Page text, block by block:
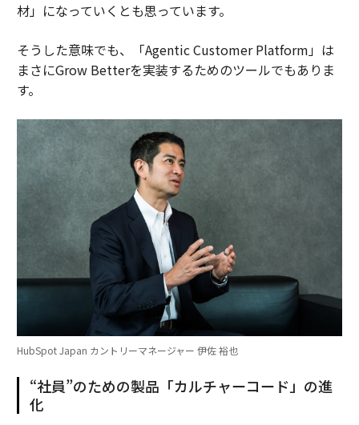
材」になっていくとも思っています。
そうした意味でも、「Agentic Customer Platform」は
まさにGrow Betterを実装するためのツールでもありま
す。
HubSpot Japan カントリーマネージャー 伊佐 裕也
“社員”のための製品「カルチャーコード」の進
化